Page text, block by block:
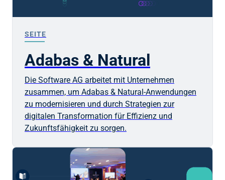
SEITE
Adabas & Natural
Die Software AG arbeitet mit Unternehmen
zusammen, um Adabas & Natural-Anwendungen
zu modernisieren und durch Strategien zur
digitalen Transformation für Effizienz und
Zukunftsfähigkeit zu sorgen.